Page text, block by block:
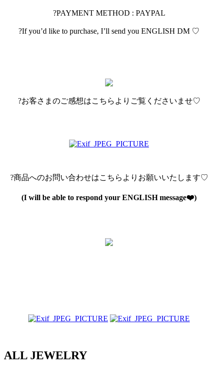
?PAYMENT METHOD : PAYPAL
?If you’d like to purchase, I’ll send you ENGLISH DM ♡
?お客さまのご感想はこちらよりご覧くださいませ♡
?商品へのお問い合わせはこちらよりお願いいたします♡
(I will be able to respond your ENGLISH message❤️)
ALL JEWELRY